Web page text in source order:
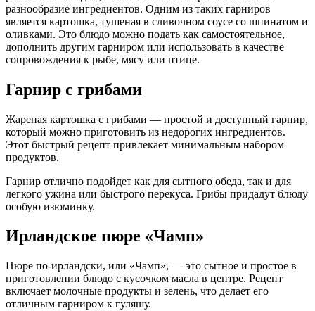
разнообразие ингредиентов. Одним из таких гарниров
является картошка, тушеная в сливочном соусе со шпинатом и
оливками. Это блюдо можно подать как самостоятельное,
дополнить другим гарниром или использовать в качестве
сопровождения к рыбе, мясу или птице.
Гарнир с грибами
Жареная картошка с грибами — простой и доступный гарнир,
который можно приготовить из недорогих ингредиентов.
Этот быстрый рецепт привлекает минимальным набором
продуктов.
Гарнир отлично подойдет как для сытного обеда, так и для
легкого ужина или быстрого перекуса. Грибы придадут блюду
особую изюминку.
Ирландское пюре «Чамп»
Пюре по-ирландски, или «Чамп», — это сытное и простое в
приготовлении блюдо с кусочком масла в центре. Рецепт
включает молочные продукты и зелень, что делает его
отличным гарниром к гуляшу.